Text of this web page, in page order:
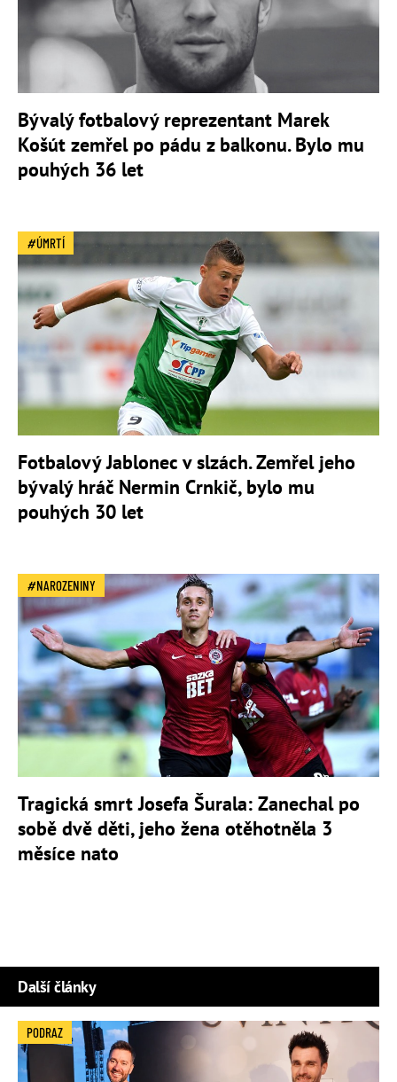
Bývalý fotbalový reprezentant Marek
Košút zemřel po pádu z balkonu. Bylo mu
pouhých 36 let
ÚMRTÍ
Fotbalový Jablonec v slzách. Zemřel jeho
bývalý hráč Nermin Crnkič, bylo mu
pouhých 30 let
NAROZENINY
Tragická smrt Josefa Šurala: Zanechal po
sobě dvě děti, jeho žena otěhotněla 3
měsíce nato
Další články
PODRAZ